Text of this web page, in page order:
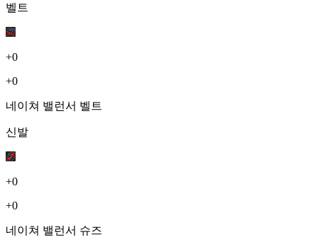
벨트
+0
+0
네이쳐 밸런서 벨트
신발
+0
+0
네이쳐 밸런서 슈즈